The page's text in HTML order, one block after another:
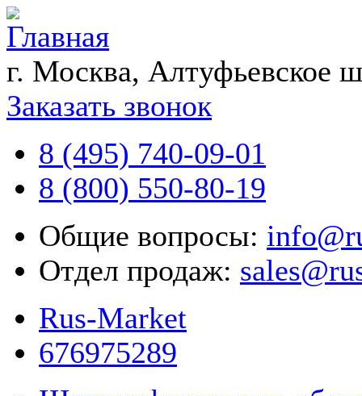
г. Москва, Алтуфьевское
Заказать звонок
8 (495) 740-09-01
8 (800) 550-80-19
Общие вопросы:
Отдел продаж:
Rus-Market
676975289